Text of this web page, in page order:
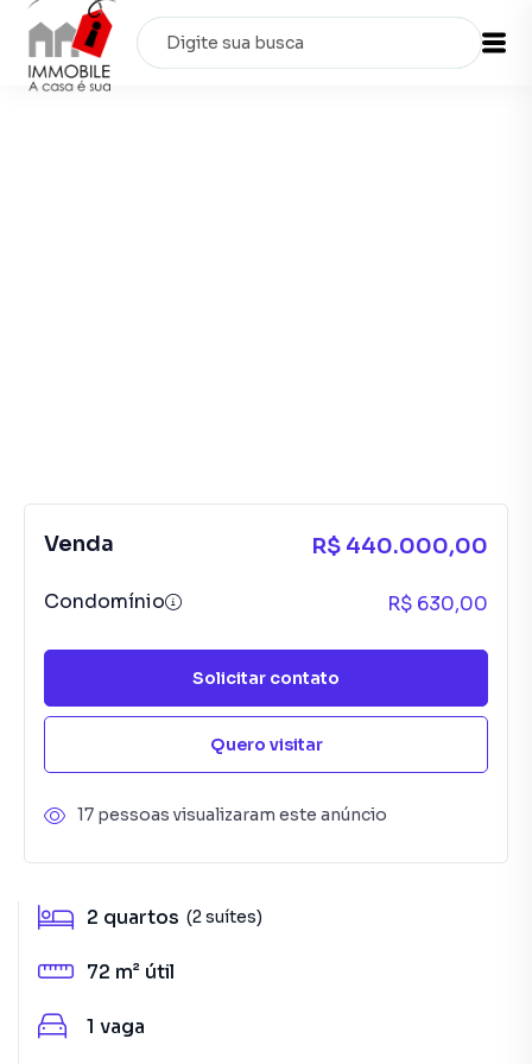
2 quartos (2 suítes)
72 m² útil
1 vaga
Venda R$ 440.000,00
Condomínio R$ 630,00
Solicitar contato
Quero visitar
17 pessoas visualizaram este anúncio